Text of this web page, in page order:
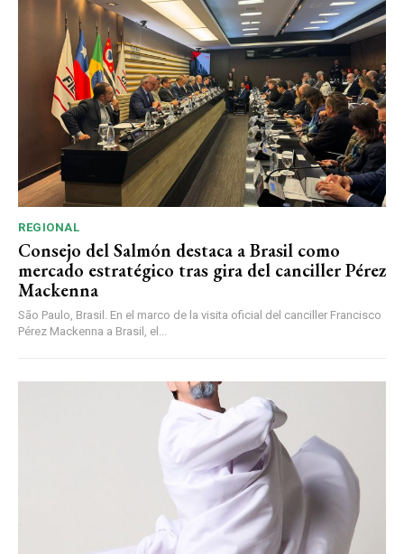
REGIONAL
Consejo del Salmón destaca a Brasil como
mercado estratégico tras gira del canciller Pérez
Mackenna
São Paulo, Brasil. En el marco de la visita oficial del canciller Francisco
Pérez Mackenna a Brasil, el...